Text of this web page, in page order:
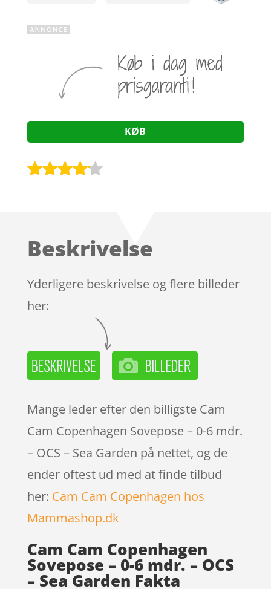
KØB
på
ømmels
er
Beskrivelse
Yderligere beskrivelse og flere billeder
her:
Mange leder efter den billigste Cam
Cam Copenhagen Sovepose – 0-6 mdr.
– OCS – Sea Garden på nettet, og de
ender oftest ud med at finde tilbud
her: Cam Cam Copenhagen hos
Mammashop.dk
Cam Cam Copenhagen
Sovepose – 0-6 mdr. – OCS
– Sea Garden Fakta